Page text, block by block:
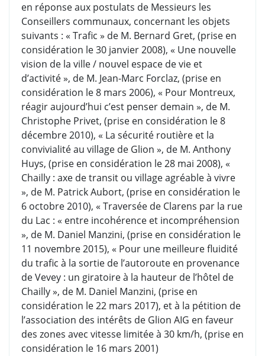
en réponse aux postulats de Messieurs les
Conseillers communaux, concernant les objets
suivants : « Trafic » de M. Bernard Gret, (prise en
considération le 30 janvier 2008), « Une nouvelle
vision de la ville / nouvel espace de vie et
d’activité », de M. Jean-Marc Forclaz, (prise en
considération le 8 mars 2006), « Pour Montreux,
réagir aujourd’hui c’est penser demain », de M.
Christophe Privet, (prise en considération le 8
décembre 2010), « La sécurité routière et la
convivialité au village de Glion », de M. Anthony
Huys, (prise en considération le 28 mai 2008), «
Chailly : axe de transit ou village agréable à vivre
», de M. Patrick Aubort, (prise en considération le
6 octobre 2010), « Traversée de Clarens par la rue
du Lac : « entre incohérence et incompréhension
», de M. Daniel Manzini, (prise en considération le
11 novembre 2015), « Pour une meilleure fluidité
du trafic à la sortie de l’autoroute en provenance
de Vevey : un giratoire à la hauteur de l’hôtel de
Chailly », de M. Daniel Manzini, (prise en
considération le 22 mars 2017), et à la pétition de
l’association des intérêts de Glion AIG en faveur
des zones avec vitesse limitée à 30 km/h, (prise en
considération le 16 mars 2001)